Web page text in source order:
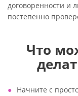
договоренности и
постепенно
Что
Начните с